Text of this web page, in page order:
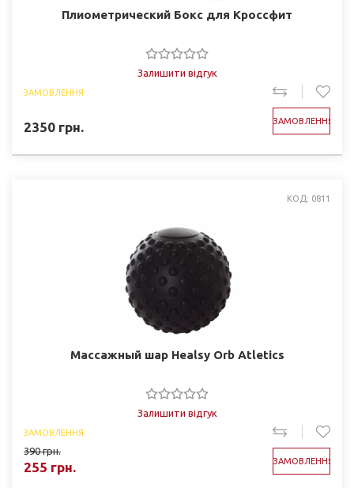
Плиометрический Бокс для Кроссфит
Залишити відгук
ЗАМОВЛЕННЯ
2350 грн. ЗАМОВЛЕННЯ
КОД: 0811
Массажный шар Healsy Orb Atletics
Залишити відгук
ЗАМОВЛЕННЯ
390грн.
255 грн. ЗАМОВЛЕННЯ